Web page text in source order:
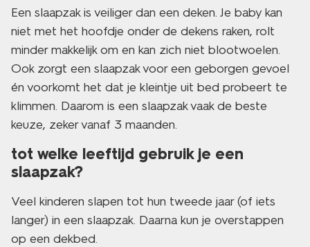
Een slaapzak is veiliger dan een deken. Je baby kan
niet met het hoofdje onder de dekens raken, rolt
minder makkelijk om en kan zich niet blootwoelen.
Ook zorgt een slaapzak voor een geborgen gevoel
én voorkomt het dat je kleintje uit bed probeert te
klimmen. Daarom is een slaapzak vaak de beste
keuze, zeker vanaf 3 maanden.
tot welke leeftijd gebruik je een
slaapzak?
Veel kinderen slapen tot hun tweede jaar (of iets
langer) in een slaapzak. Daarna kun je overstappen
op een dekbed.